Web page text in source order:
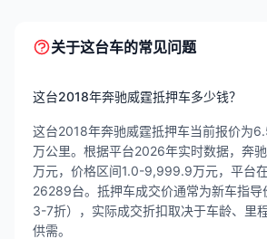
关于这台车的常见问题
这台2018年奔驰威霆抵押车多少钱？
这台2018年奔驰威霆抵押车当前报价为
万公里。根据平台2026年实时数据，奔
万元，价格区间1.0-9,999.9万元，平台
26289台。抵押车成交价通常为新车指
3-7折），实际成交折扣取决于车龄、里
供需。